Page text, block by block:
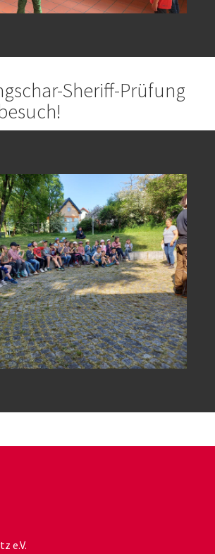
Sheriff-Prüfung
e.V.